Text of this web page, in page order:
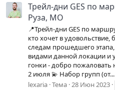
Трейл-дни GES по
Руза, МО
📍Трейл-дни GES по
кто хочет в удовольствие,
следам прошедшего
видами данной локации и
гонки - добро
2 июля 💫 Набор групп (от...
lexaria Тема 28 Июн 2023